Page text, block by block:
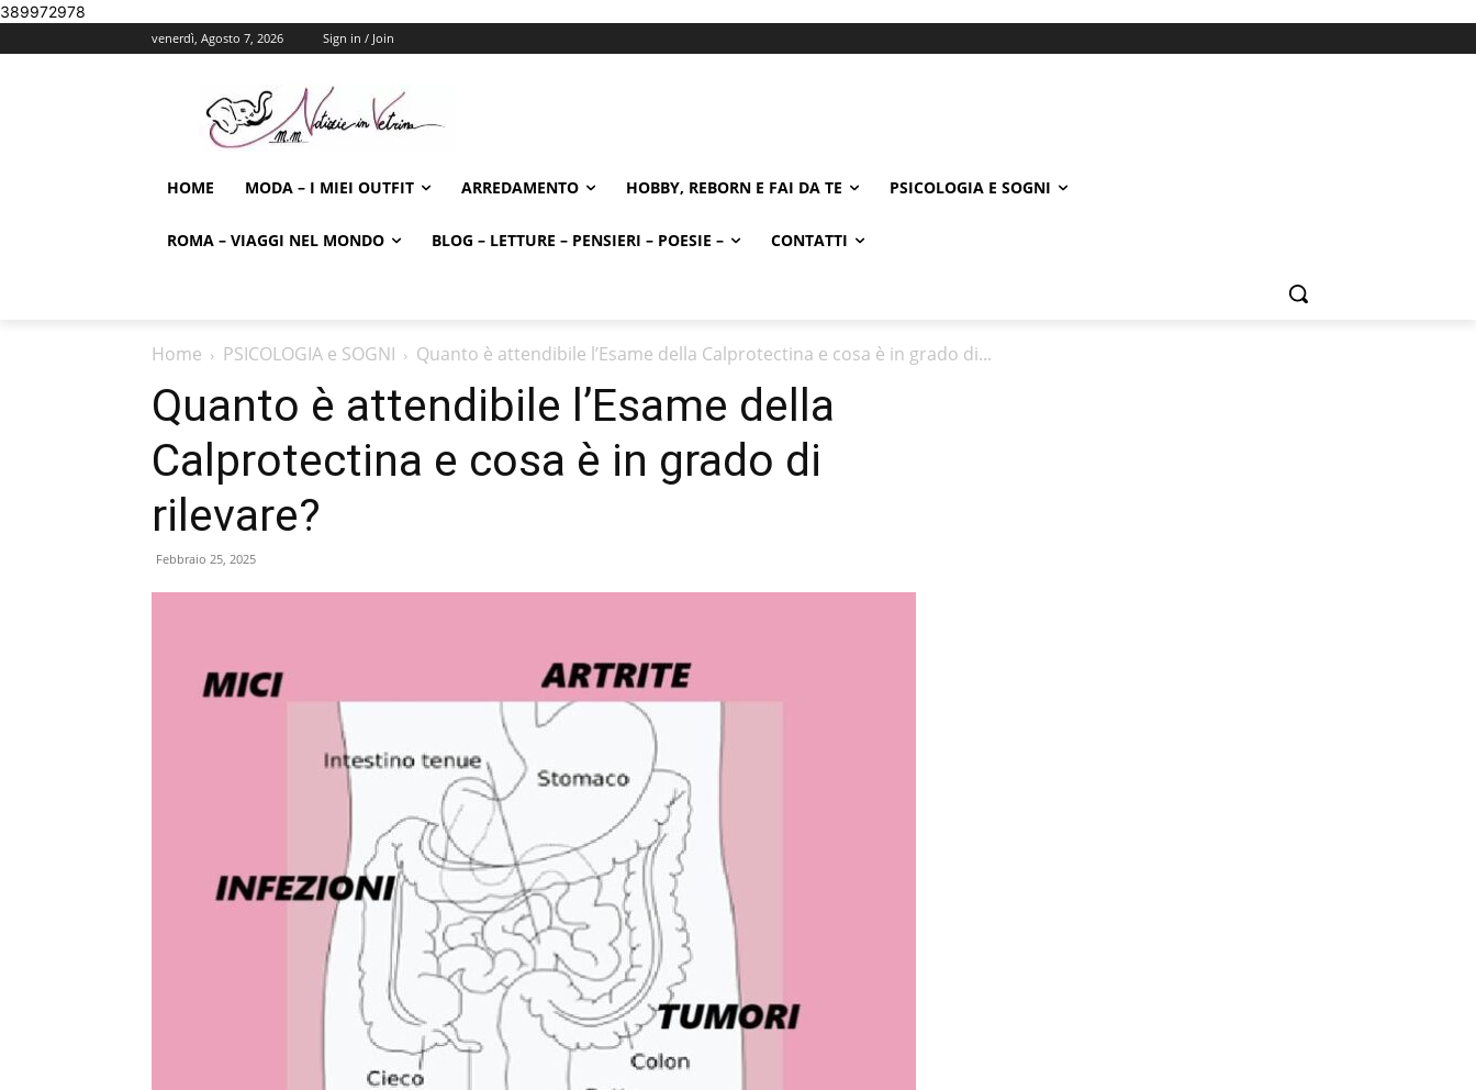
389972978
venerdì, Agosto 7, 2026 Sign in / Join
HOME MODA – I MIEI OUTFIT ARREDAMENTO HOBBY, REBORN E FAI DA TE PSICOLOGIA E SOGNI
ROMA – VIAGGI NEL MONDO BLOG – LETTURE – PENSIERI – POESIE – CONTATTI
Home PSICOLOGIA e SOGNI Quanto è attendibile l’Esame della Calprotectina e cosa è in grado di...
Quanto è attendibile l’Esame della
Calprotectina e cosa è in grado di
rilevare?
Febbraio 25, 2025